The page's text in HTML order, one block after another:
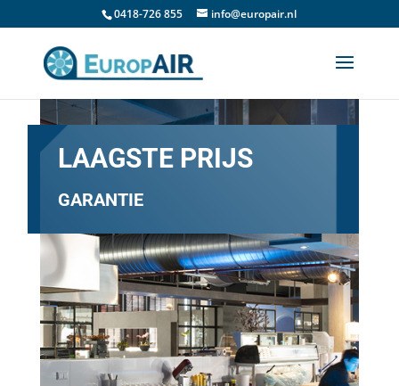
0418-726 855 info@europair.nl
LAAGSTE PRIJS
GARANTIE